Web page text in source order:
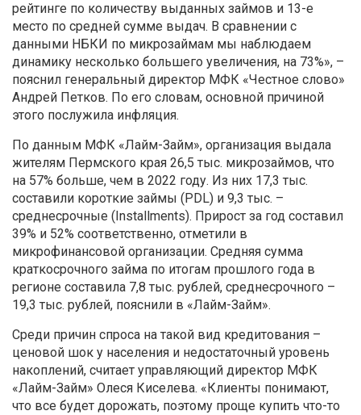
рейтинге по количеству выданных займов и 13-е
место по средней сумме выдач. В сравнении с
данными НБКИ по микрозаймам мы наблюдаем
динамику несколько большего увеличения, на 73%», –
пояснил генеральный директор МФК «Честное слово»
Андрей Петков. По его словам, основной причиной
этого послужила инфляция.
По данным МФК «Лайм-Займ», организация выдала
жителям Пермского края 26,5 тыс. микрозаймов, что
на 57% больше, чем в 2022 году. Из них 17,3 тыс.
составили короткие займы (PDL) и 9,3 тыс. –
среднесрочные (Installments). Прирост за год составил
39% и 52% соответственно, отметили в
микрофинансовой организации. Средняя сумма
краткосрочного займа по итогам прошлого года в
регионе составила 7,8 тыс. рублей, среднесрочного –
19,3 тыс. рублей, пояснили в «Лайм-Займ».
Среди причин спроса на такой вид кредитования –
ценовой шок у населения и недостаточный уровень
накоплений, считает управляющий директор МФК
«Лайм-Займ» Олеся Киселева. «Клиенты понимают,
что все будет дорожать, поэтому проще купить что-то